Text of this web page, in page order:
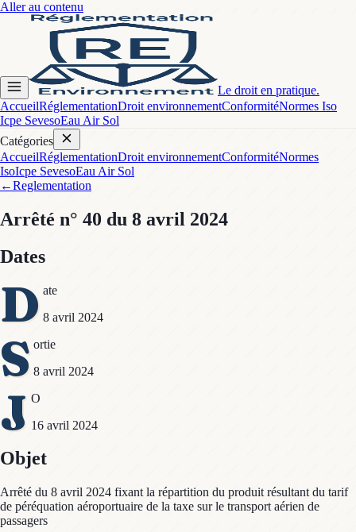
Aller au contenu
Le droit en pratique.
AccueilRéglementationDroit environnementConformitéNormes Iso
Icpe SevesoEau Air Sol
Catégories
AccueilRéglementationDroit environnementConformitéNormes
IsoIcpe SevesoEau Air Sol
←Reglementation
Arrêté n° 40 du 8 avril 2024
Dates
D ate
8 avril 2024
S ortie
8 avril 2024
J O
16 avril 2024
Objet
Arrêté du 8 avril 2024 fixant la répartition du produit résultant du tarif
de péréquation aéroportuaire de la taxe sur le transport aérien de
passagers